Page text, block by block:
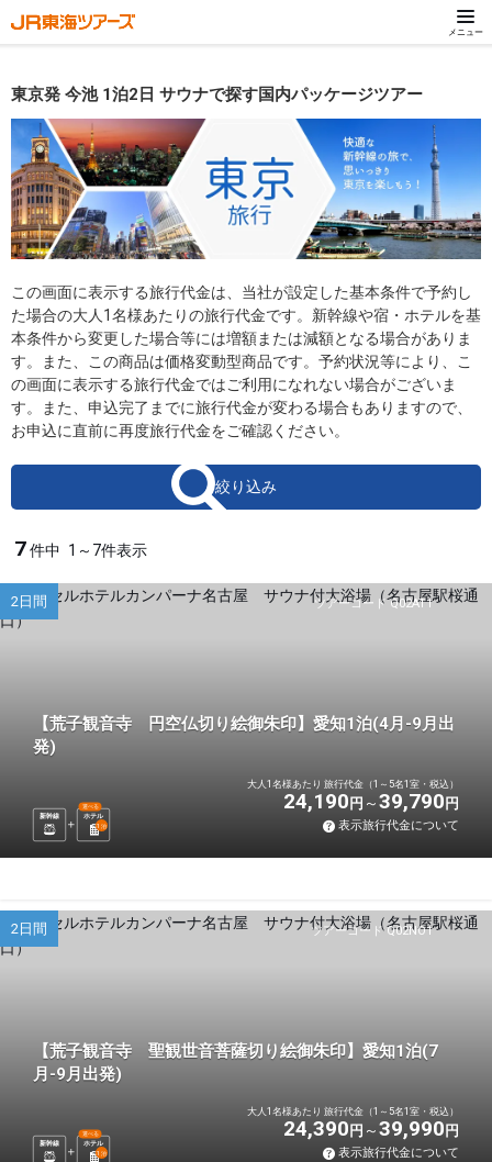
メニュー
東京発 今池 1泊2日 サウナで探す国内パッケージツアー
この画面に表示する旅行代金は、当社が設定した基本条件で予約し
た場合の大人1名様あたりの旅行代金です。新幹線や宿・ホテルを基
本条件から変更した場合等には増額または減額となる場合がありま
す。また、この商品は価格変動型商品です。予約状況等により、こ
の画面に表示する旅行代金ではご利用になれない場合がございま
す。また、申込完了までに旅行代金が変わる場合もありますので、
お申込に直前に再度旅行代金をご確認ください。
絞り込み
7件中 1～7件表示
ツアーコード Q02AT1
2日間
【荒子観音寺 円空仏切り絵御朱印】愛知1泊(4月-9月出
発)
新幹線 ホテル
選べる
1 泊
大人1名様あたり 旅行代金（1～5名1室・税込）
24,190 円 39,790 円
表示旅行代金について
ツアーコード Q02NO1
2日間
【荒子観音寺 聖観世音菩薩切り絵御朱印】愛知1泊(7
月-9月出発)
新幹線 ホテル
選べる
1 泊
大人1名様あたり 旅行代金（1～5名1室・税込）
24,390 円 39,990 円
表示旅行代金について